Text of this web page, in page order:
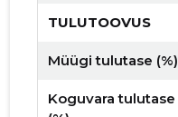
TULUTOOVUS
Müügi tulutase (%)
Koguvara tulutase